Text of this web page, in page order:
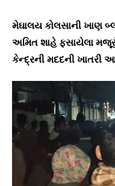
મેઘાલય કોલસાની ખાણ
અમિત શાહે ફસાયેલા
કેન્દ્રની મદદની ખાતરી